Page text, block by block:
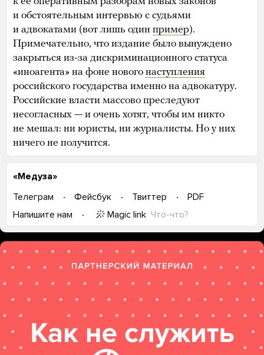
и обстоятельным интервью с судьями
и адвокатами (вот лишь один пример).
Примечательно, что издание было вынуждено
закрыться из-за дискриминационного статуса
«иноагента» на фоне нового наступления
российского государства именно на адвокатуру.
Российские власти массово преследуют
несогласных — и очень хотят, чтобы им никто
не мешал: ни юристы, ни журналисты. Но у них
ничего не получится.
«Медуза»
Телеграм
Фейсбук Твиттер
PDF
Напишите нам
Magic link Что-что?